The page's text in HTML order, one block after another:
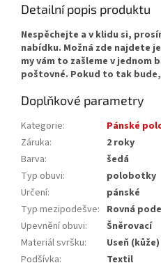
Detailní popis produktu
Nespěchejte a v klidu si,
nabídku. Možná zde najdete
my vám to zašleme v jednom
poštovné. Pokud to tak bude,
Doplňkové parametry
Kategorie:
Pánské
Záruka:
2 roky
Barva:
šedá
Typ obuvi:
polobotky
Určení:
pánské
Typ mezipodešve: Rovná
Upevnění obuvi:
Šněrovací
Materiál svršku:
Useň (kůže)
Podšívka:
Textil